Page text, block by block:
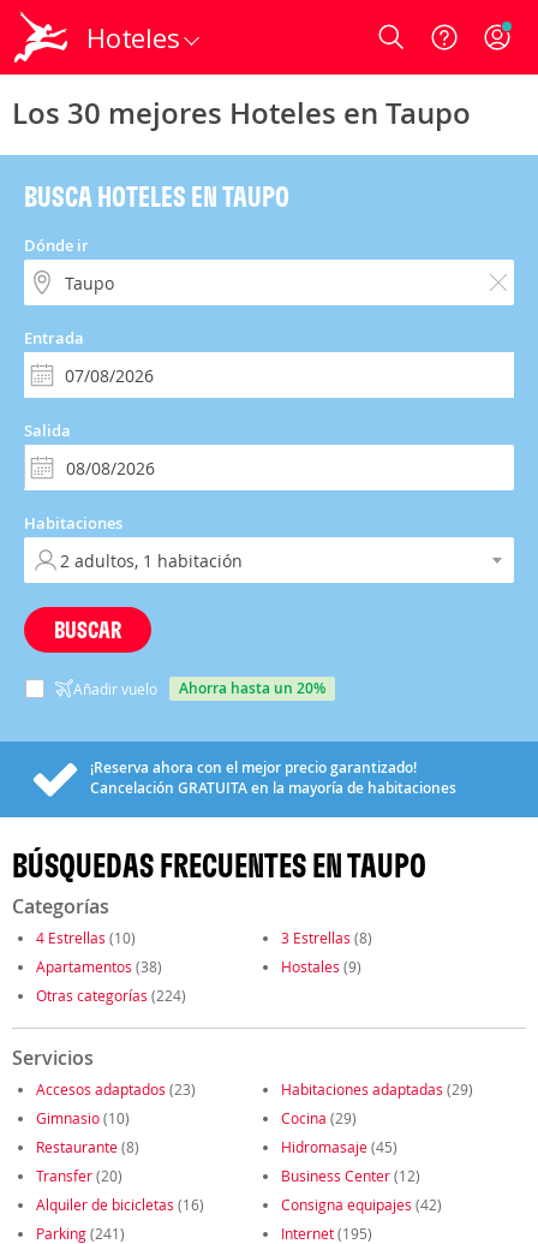
Hoteles Login
Los 30 mejores Hoteles en Taupo
BUSCA HOTELES EN TAUPO
Dónde ir
Entrada
Salida
Habitaciones
BUSCAR
Añadir vuelo ahorra hasta un 20%
¡Reserva ahora con el mejor precio garantizado!
Cancelación GRATUITAen la mayoría de habitaciones
BÚSQUEDAS FRECUENTES EN TAUPO
Categorías
4 Estrellas (10) 3 Estrellas (8)
Apartamentos (38) Hostales (9)
Otras categorías (224)
Servicios
Accesos adaptados (23) Habitaciones adaptadas (29)
Gimnasio(10) Cocina (29)
Restaurante(8) Hidromasaje(45)
Transfer(20) Business Center(12)
Alquiler de bicicletas (16) Consigna equipajes (42)
Parking(241) Internet(195)